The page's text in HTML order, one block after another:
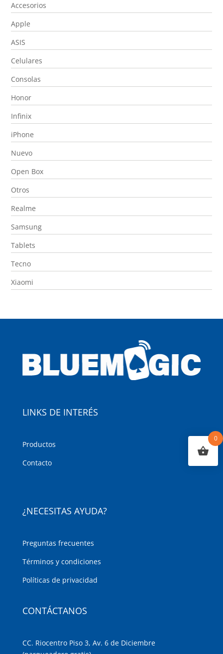
Accesorios
Apple
ASIS
Celulares
Consolas
Honor
Infinix
iPhone
Nuevo
Open Box
Otros
Realme
Samsung
Tablets
Tecno
Xiaomi
LINKS DE INTERÉS
Productos
Contacto
¿NECESITAS AYUDA?
Preguntas frecuentes
Términos y condiciones
Políticas de privacidad
CONTÁCTANOS
CC. Riocentro Piso 3, Av. 6 de Diciembre
0